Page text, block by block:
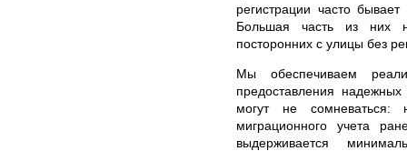
регистрации часто
Большая часть из них
посторонних с улицы без
Мы обеспечиваем
предоставления
могут не
миграционного учета
выдерживается